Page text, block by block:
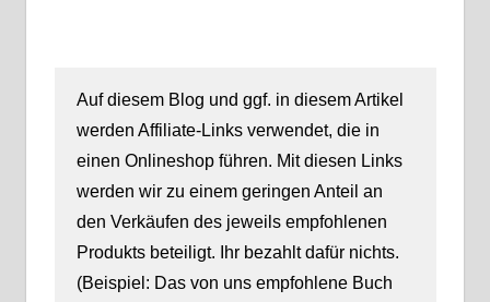
Auf diesem Blog und ggf. in diesem Artikel
werden Affiliate-Links verwendet, die in
einen Onlineshop führen. Mit diesen Links
werden wir zu einem geringen Anteil an
den Verkäufen des jeweils empfohlenen
Produkts beteiligt. Ihr bezahlt dafür nichts.
(Beispiel: Das von uns empfohlene Buch